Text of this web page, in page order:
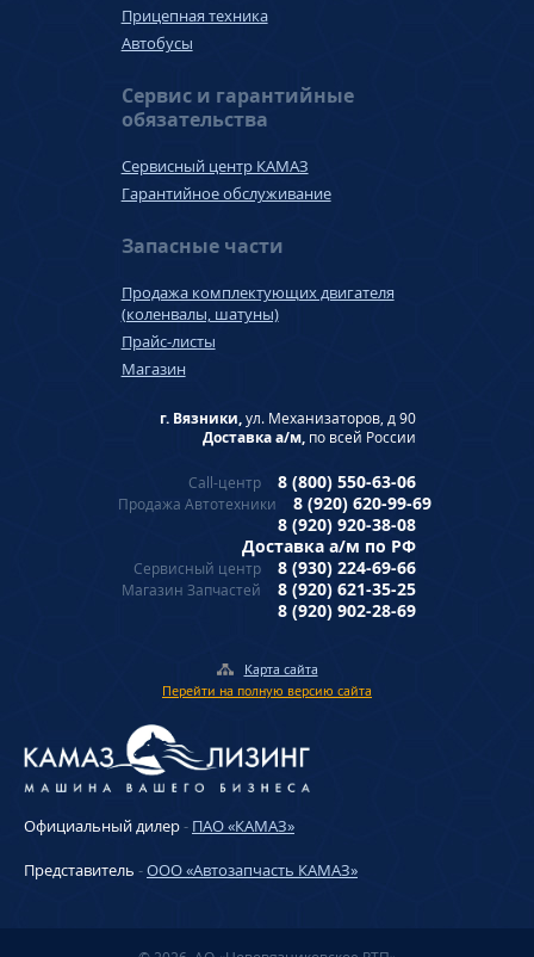
Прицепная техника
Автобусы
Сервис и гарантийные
обязательства
Сервисный центр КАМАЗ
Гарантийное обслуживание
Запасные части
Продажа комплектующих двигателя
(коленвалы, шатуны)
Прайс-листы
Магазин
г. Вязники,ул. Механизаторов, д 90
Доставка а/м, по всей России
Call-центр 8 (800) 550-63-06
Продажа Автотехники
8 (920) 620-99-69
8 (920) 920-38-08
Доставка а/м по РФ
Сервисный центр 8 (930) 224-69-66
Магазин Запчастей
8 (920) 621-35-25
8 (920) 902-28-69
Карта сайта
Перейти на полную версию сайта
Официальный дилер- ПАО «КАМАЗ»
Представитель -ООО «Автозапчасть КАМАЗ»